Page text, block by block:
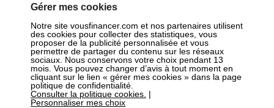
sur Facebook
sur X
sur Youtube
Gérer mes cookies
Notre site vousfinancer.com et nos partenaires utilisent
des cookies pour collecter des statistiques, vous
proposer de la publicité personnalisée et vous
permettre de partager du contenu sur les réseaux
sociaux. Nous conservons votre choix pendant 13
mois. Vous pouvez changer d’avis à tout moment en
cliquant sur le lien « gérer mes cookies » dans la page
politique de confidentialité.
Consulter la politique cookies. |
Personnaliser mes choix